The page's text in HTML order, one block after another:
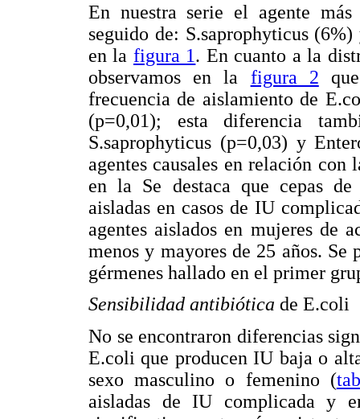
En nuestra serie el agente
seguido de: S.saprophyticus
en la figura 1. En cuanto a la
observamos en la figura 2
frecuencia de aislamiento de
(p=0,01); esta diferencia
S.saprophyticus (p=0,03) y
agentes causales en relación
en la Se destaca que cepas de
aisladas en casos de IU
agentes aislados en mujeres de
menos y mayores de 25 años. Se
gérmenes hallado en el primer
Sensibilidad antibiótica de E.coli
No se encontraron diferencias
E.coli que producen IU baja o
sexo masculino o femenino (
aisladas de IU complicada y